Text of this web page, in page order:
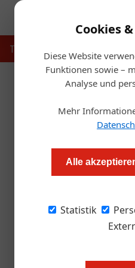
Cookies
Diese Website
Funktionen sowie –
Analyse und
Mehr
Alle
Statistik
Touristik
31. Juli 2026
Tourismusakademie
Weiterbildungsangebot
&